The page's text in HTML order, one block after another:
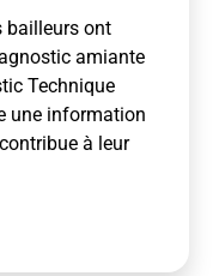
bailleurs ont
amiante
Technique
une information
à leur